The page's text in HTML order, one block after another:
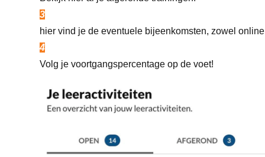
3
hier vind je de eventuele bijeenkomsten, zowel
4
Volg je voortgangspercentage op de voet!